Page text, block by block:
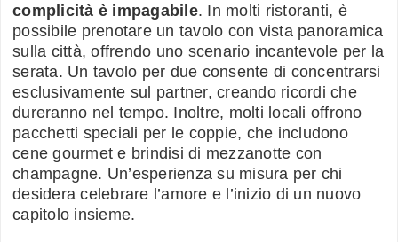
complicità è impagabile. In molti ristoranti, è
possibile prenotare un tavolo con vista panoramica
sulla città, offrendo uno scenario incantevole per la
serata. Un tavolo per due consente di concentrarsi
esclusivamente sul partner, creando ricordi che
dureranno nel tempo. Inoltre, molti locali offrono
pacchetti speciali per le coppie, che includono
cene gourmet e brindisi di mezzanotte con
champagne. Un’esperienza su misura per chi
desidera celebrare l’amore e l’inizio di un nuovo
capitolo insieme.